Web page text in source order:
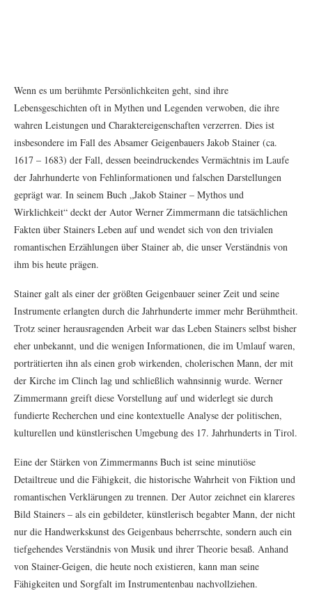
Wenn es um berühmte Persönlichkeiten geht, sind ihre
Lebensgeschichten oft in Mythen und Legenden verwoben, die ihre
wahren Leistungen und Charaktereigenschaften verzerren. Dies ist
insbesondere im Fall des Absamer Geigenbauers Jakob Stainer (ca.
1617 – 1683) der Fall, dessen beeindruckendes Vermächtnis im Laufe
der Jahrhunderte von Fehlinformationen und falschen Darstellungen
geprägt war. In seinem Buch „Jakob Stainer – Mythos und
Wirklichkeit“ deckt der Autor Werner Zimmermann die tatsächlichen
Fakten über Stainers Leben auf und wendet sich von den trivialen
romantischen Erzählungen über Stainer ab, die unser Verständnis von
ihm bis heute prägen.
Stainer galt als einer der größten Geigenbauer seiner Zeit und seine
Instrumente erlangten durch die Jahrhunderte immer mehr Berühmtheit.
Trotz seiner herausragenden Arbeit war das Leben Stainers selbst bisher
eher unbekannt, und die wenigen Informationen, die im Umlauf waren,
porträtierten ihn als einen grob wirkenden, cholerischen Mann, der mit
der Kirche im Clinch lag und schließlich wahnsinnig wurde. Werner
Zimmermann greift diese Vorstellung auf und widerlegt sie durch
fundierte Recherchen und eine kontextuelle Analyse der politischen,
kulturellen und künstlerischen Umgebung des 17. Jahrhunderts in Tirol.
Eine der Stärken von Zimmermanns Buch ist seine minutiöse
Detailtreue und die Fähigkeit, die historische Wahrheit von Fiktion und
romantischen Verklärungen zu trennen. Der Autor zeichnet ein klareres
Bild Stainers – als ein gebildeter, künstlerisch begabter Mann, der nicht
nur die Handwerkskunst des Geigenbaus beherrschte, sondern auch ein
tiefgehendes Verständnis von Musik und ihrer Theorie besaß. Anhand
von Stainer-Geigen, die heute noch existieren, kann man seine
Fähigkeiten und Sorgfalt im Instrumentenbau nachvollziehen.